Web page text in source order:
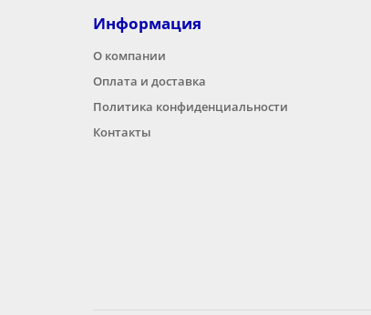
Информация
О компании
Оплата и доставка
Политика конфиденциальности
Контакты